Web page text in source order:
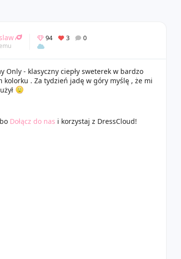
94 3 0
Only - klasyczny ciepły sweterek w bardzo
kolorku . Za tydzień jadę w góry myślę , że mi
Dołącz do nas i korzystaj z DressCloud!